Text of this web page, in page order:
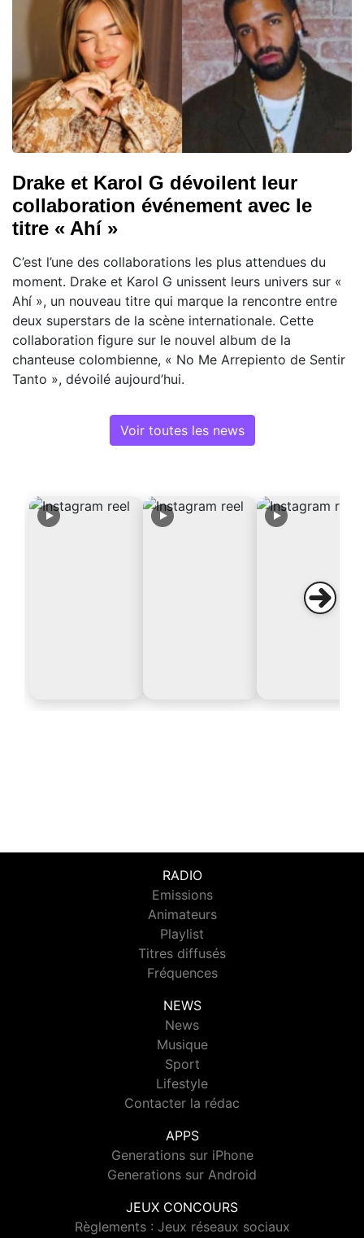
Drake et Karol G dévoilent leur
collaboration événement avec le
titre « Ahí »
C’est l’une des collaborations les plus attendues du
moment. Drake et Karol G unissent leurs univers sur «
Ahí », un nouveau titre qui marque la rencontre entre
deux superstars de la scène internationale. Cette
collaboration figure sur le nouvel album de la
chanteuse colombienne, « No Me Arrepiento de Sentir
Tanto », dévoilé aujourd’hui.
Voir toutes les news
RADIO
Emissions
Animateurs
Playlist
Titres diffusés
Fréquences
NEWS
News
Musique
Sport
Lifestyle
Contacter la rédac
APPS
Generations sur iPhone
Generations sur Android
JEUX CONCOURS
Règlements : Jeux réseaux sociaux